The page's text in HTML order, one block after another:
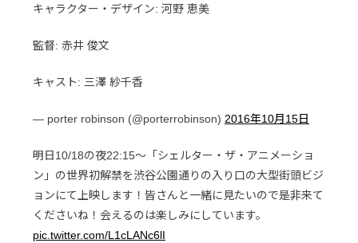
キャラクター・デザイン: 河野 恵美
監督: 赤井 俊文
キャスト: 三澤 紗千香
— porter robinson (@porterrobinson) 2016年10月15日
明日10/18の夜22:15〜「シェルター・ザ・アニメーショ
ン」の世界初解禁を渋谷公園通りの入り口の大型街頭ビジ
ョンにて上映します！皆さんと一緒に見たいので是非来て
くださいね！会えるのは楽しみにしています。
pic.twitter.com/L1cLANc6lI